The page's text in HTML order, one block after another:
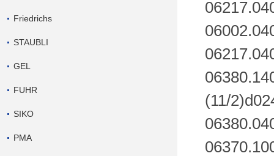
Friedrichs
STAUBLI
GEL
FUHR
SIKO
PMA
(11/